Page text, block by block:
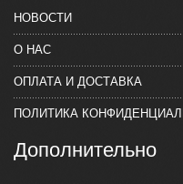
НОВОСТИ
О НАС
ОПЛАТА И ДОСТАВКА
ПОЛИТИКА
Дополнительно